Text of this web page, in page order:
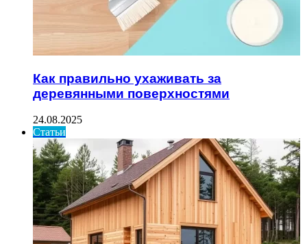
Как правильно ухаживать за
деревянными поверхностями
24.08.2025
Статьи